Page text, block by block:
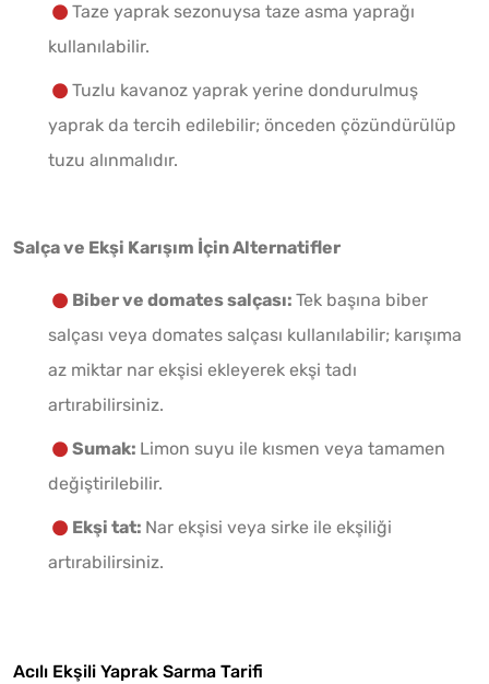
Taze yaprak sezonuysa taze asma yaprağı
kullanılabilir.
Tuzlu kavanoz yaprak yerine dondurulmuş
yaprak da tercih edilebilir; önceden çözündürülüp
tuzu alınmalıdır.
Salça ve Ekşi Karışım İçin Alternatifler
Biber ve domates salçası: Tek başına biber
salçası veya domates salçası kullanılabilir; karışıma
az miktar nar ekşisi ekleyerek ekşi tadı
artırabilirsiniz.
Sumak: Limon suyu ile kısmen veya tamamen
değiştirilebilir.
Ekşi tat: Nar ekşisi veya sirke ile ekşiliği
artırabilirsiniz.
Acılı Ekşili Yaprak Sarma Tarifi